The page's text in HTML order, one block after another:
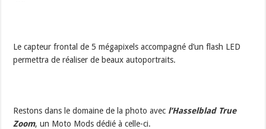
Le capteur frontal de 5 mégapixels accompagné d’un flash LED
permettra de réaliser de beaux autoportraits.
Restons dans le domaine de la photo avec l’Hasselblad True
Zoom, un Moto Mods dédié à celle-ci.